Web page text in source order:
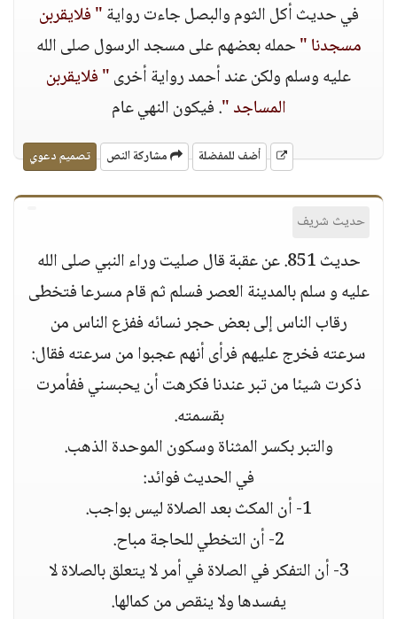
في حديث أكل الثوم والبصل جاءت رواية" فلايقربن
مسجدنا "حمله بعضهم على مسجد الرسول صلى الله
عليه وسلم ولكن عند أحمد رواية أخرى" فلايقربن
المساجد ". فيكون النهي عام
أضف للمفضلة مشاركة النص تصميم دعوي
حديث شريف
حديث 851. عن عقبة قال صليت وراء النبي صلى الله
عليه و سلم بالمدينة العصر فسلم ثم قام مسرعا فتخطى
رقاب الناس إلى بعض حجر نسائه ففزع الناس من
سرعته فخرج عليهم فرأى أنهم عجبوا من سرعته فقال:
ذكرت شيئا من تبر عندنا فكرهت أن يحبسني ففأمرت
بقسمته.
والتبر بكسر المثناة وسكون الموحدة الذهب.
في الحديث فوائد:
1- أن المكث بعد الصلاة ليس بواجب.
2- أن التخطي للحاجة مباح.
3- أن التفكر في الصلاة في أمر لا يتعلق بالصلاة لا
يفسدها ولا ينقص من كمالها.